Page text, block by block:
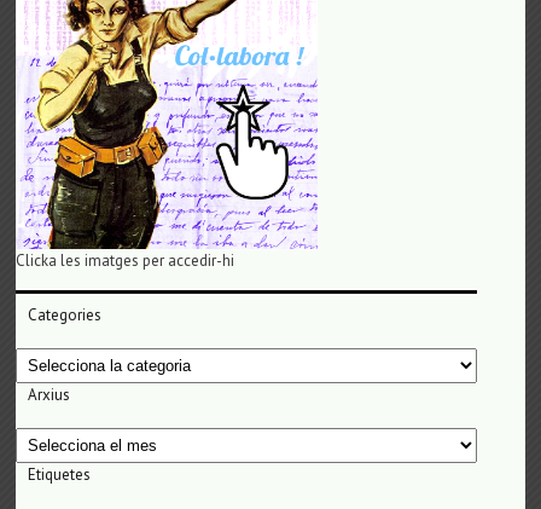
Clicka les imatges per accedir-hi
Categories
Categories
Arxius
Arxius
Etiquetes